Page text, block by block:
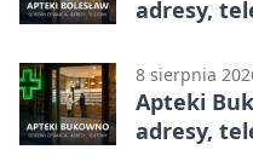
adresy,
8 sierpnia
Apteki
adresy,